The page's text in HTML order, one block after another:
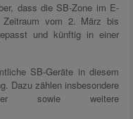
dass die SB-Zone im E-
vom 2. März bis
und künftig in einer
SB-Geräte in diesem
Dazu zählen insbesondere
sowie weitere